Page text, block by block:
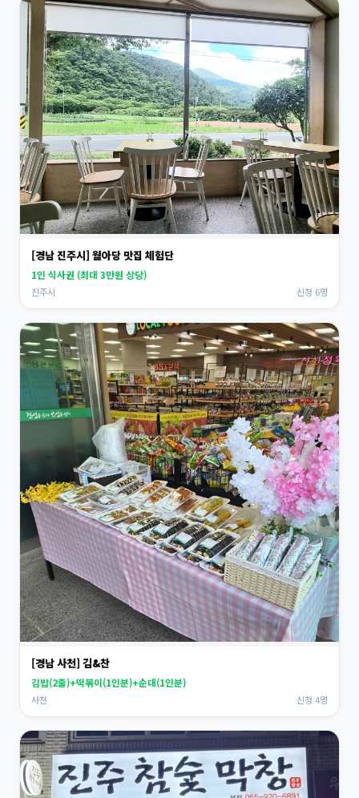
[경남 진주시] 월아당 맛집 체험단
1인 식사권 (최대 3만원 상당)
진주시 신청 6명
[경남 사천] 김&찬
김밥(2줄)+떡볶이(1인분)+순대(1인분)
사천 신청 4명